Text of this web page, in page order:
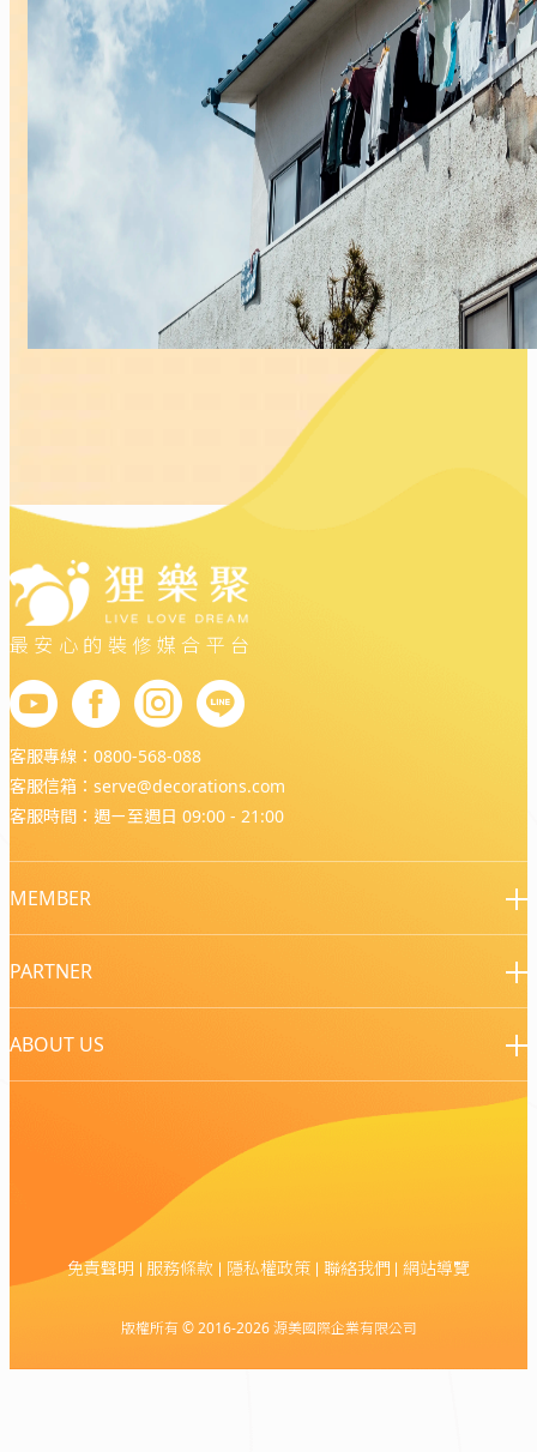
最安心的裝修媒合平台
客服專線： 0800-568-088
客服信箱： serve@decorations.com
客服時間：週ㄧ至週日 09:00 - 21:00
MEMBER
PARTNER
ABOUT US
免責聲明 服務條款 隱私權政策 聯絡我們 網站導覽
版權所有 © 2016-2026 源美國際企業有限公司